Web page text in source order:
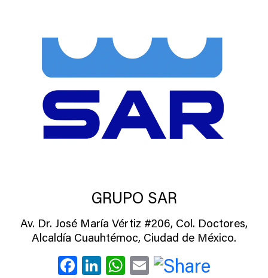
GRUPO SAR
Av. Dr. José María Vértiz #206, Col. Doctores,
Alcaldía Cuauhtémoc, Ciudad de México.
Facebook
LinkedIn
WhatsApp
Email